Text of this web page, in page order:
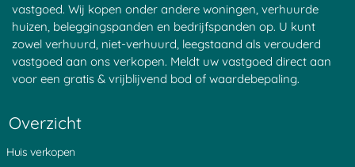
vastgoed. Wij kopen onder andere woningen, verhuurde
huizen, beleggingspanden en bedrijfspanden op. U kunt
zowel verhuurd, niet-verhuurd, leegstaand als verouderd
vastgoed aan ons verkopen. Meldt uw vastgoed direct aan
voor een gratis & vrijblijvend bod of waardebepaling.
Overzicht
Huis verkopen